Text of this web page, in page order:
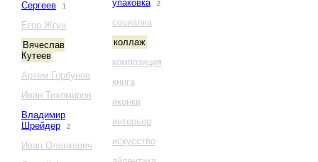
Сергеев
1
Егор Жгун
Вячеслав
Кутеев
Артем Горбунов
Иван Тихомиров
Владимир
Шрейдер
2
Иван Оленкевич
упаковка
2
социалка
коллаж
композиция
книга
иконки
интерьер
искусство